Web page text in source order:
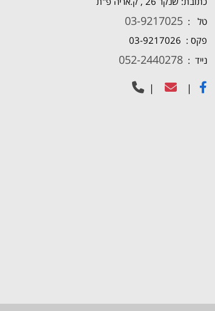
טל : 03-9217025
פקס : 03-9217026
נייד : 052-2440278
|
|